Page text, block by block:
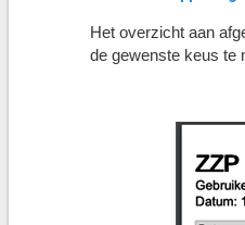
Het overzicht aan
de gewenste keus te